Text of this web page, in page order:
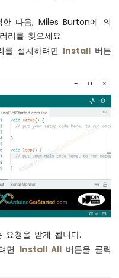
// 서보 모터 회전
servo angle: ");
한 다음, Miles Burton에 의
리를 찾으세요.
설치하려면 Install버튼
요청을 받게 됩니다.
면 Install All버튼을 클릭